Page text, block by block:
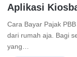
Aplikasi
Cara Bayar Pajak
dari rumah aja. Bagi
yang…